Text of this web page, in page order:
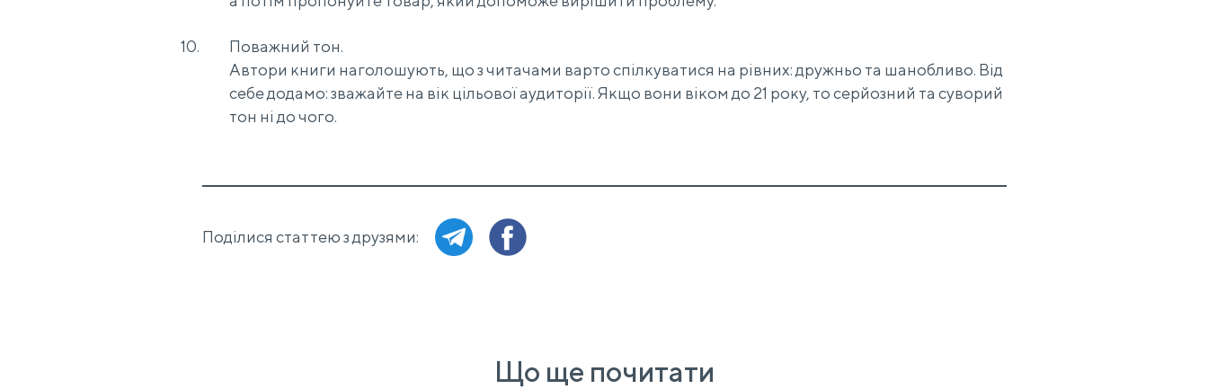
Поважний тон.
Автори книги наголошують, що з читачами варто спілкуватися на рівних: дружньо та шанобливо. Від
себе додамо: зважайте на вік цільової аудиторії. Якщо вони віком до 21 року, то серйозний та суворий
тон ні до чого.
Поділися статтею з друзями:
Що ще почитати